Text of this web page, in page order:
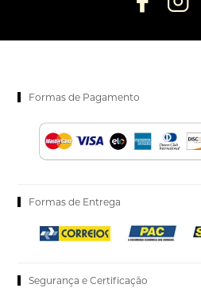
Formas de Pagamento
Formas de Entrega
Segurança e Certificação